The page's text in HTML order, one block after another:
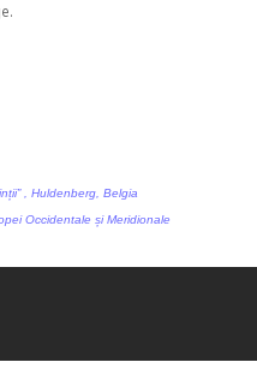
, Huldenberg, Belgia
Occidentale și Meridionale